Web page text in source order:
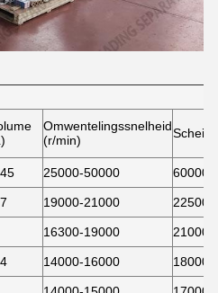
Omwentelingssnelheid
(r/min)
25000-50000
60000
19000-21000
22500
16300-19000
21000
14000-16000
18000